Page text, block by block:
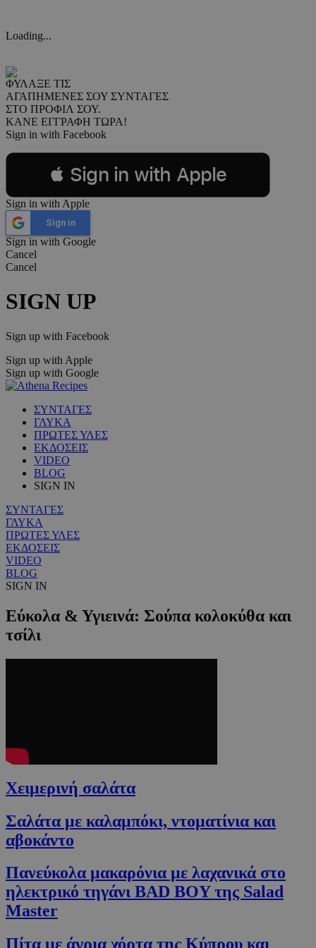
Loading...
ΦΥΛΑΞΕ ΤΙΣ
ΑΓΑΠΗΜΕΝΕΣ ΣΟΥ ΣΥΝΤΑΓΕΣ
ΣΤΟ ΠΡΟΦΙΛ ΣΟΥ.
ΚΑΝΕ ΕΓΓΡΑΦΗ ΤΩΡΑ!
Sign in with Facebook
 Sign in with Apple
Sign in with Apple
Sign in
Sign in with Google
Cancel
Cancel
SIGN UP
Sign up with Facebook
Sign up with Apple
Sign up with Google
ΣΥΝΤΑΓΕΣ
ΓΛΥΚΑ
ΠΡΩΤΕΣ ΥΛΕΣ
ΕΚΔΟΣΕΙΣ
VIDEO
BLOG
SIGN IN
ΣΥΝΤΑΓΕΣ
ΓΛΥΚΑ
ΠΡΩΤΕΣ ΥΛΕΣ
ΕΚΔΟΣΕΙΣ
VIDEO
BLOG
SIGN IN
Εύκολα & Υγιεινά: Σούπα κολοκύθα και
τσίλι
Χειμερινή σαλάτα
Σαλάτα με καλαμπόκι, ντοματίνια και
αβοκάντο
Πανεύκολα μακαρόνια με λαχανικά στο
ηλεκτρικό τηγάνι BAD BOY της Salad
Master
Πίτα με άγρια χόρτα της Κύπρου και